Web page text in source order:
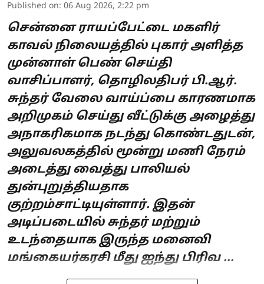
Published on: 06 Aug 2026, 2:22 pm
சென்னை ராயப்பேட்டை மகளிர்
காவல் நிலையத்தில் புகார் அளித்த
முன்னாள் பெண் செய்தி
வாசிப்பாளர், தொழிலதிபர் பி.ஆர்.
சுந்தர் வேலை வாய்ப்பை காரணமாக
அறிமுகம் செய்து வீட்டுக்கு அழைத்து
அநாகரிகமாக நடந்து கொண்டதுடன்,
அலுவலகத்தில் மூன்று மணி நேரம்
அடைத்து வைத்து பாலியல்
துன்புறுத்தியதாக
குற்றம்சாட்டியுள்ளார். இதன்
அடிப்படையில் சுந்தர் மற்றும்
உடந்தையாக இருந்த மனைவி
மங்கையர்கரசி மீது ஐந்து பிரிவ ...